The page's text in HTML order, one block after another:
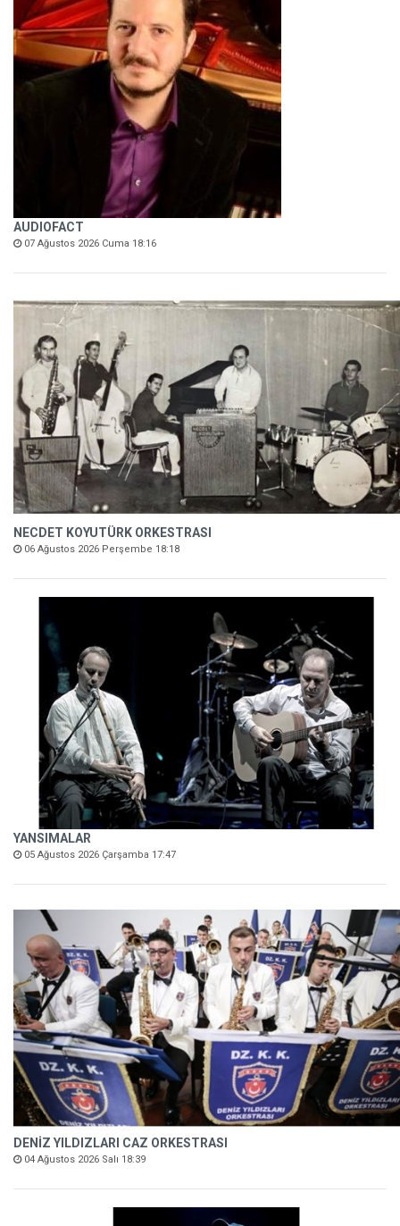
AUDIOFACT
07 Ağustos 2026 Cuma 18:16
NECDET KOYUTÜRK ORKESTRASI
06 Ağustos 2026 Perşembe 18:18
YANSIMALAR
05 Ağustos 2026 Çarşamba 17:47
DENİZ YILDIZLARI CAZ ORKESTRASI
04 Ağustos 2026 Salı 18:39